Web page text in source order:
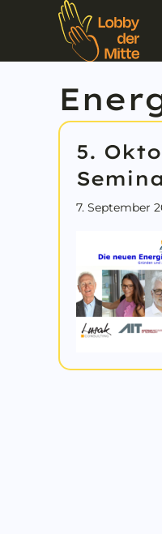
5.
7. September